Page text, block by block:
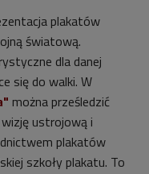
plakatów
światową.
dla danej
się do walki. W
można prześledzić
ustrojową i
plakatów
szkoły plakatu. To